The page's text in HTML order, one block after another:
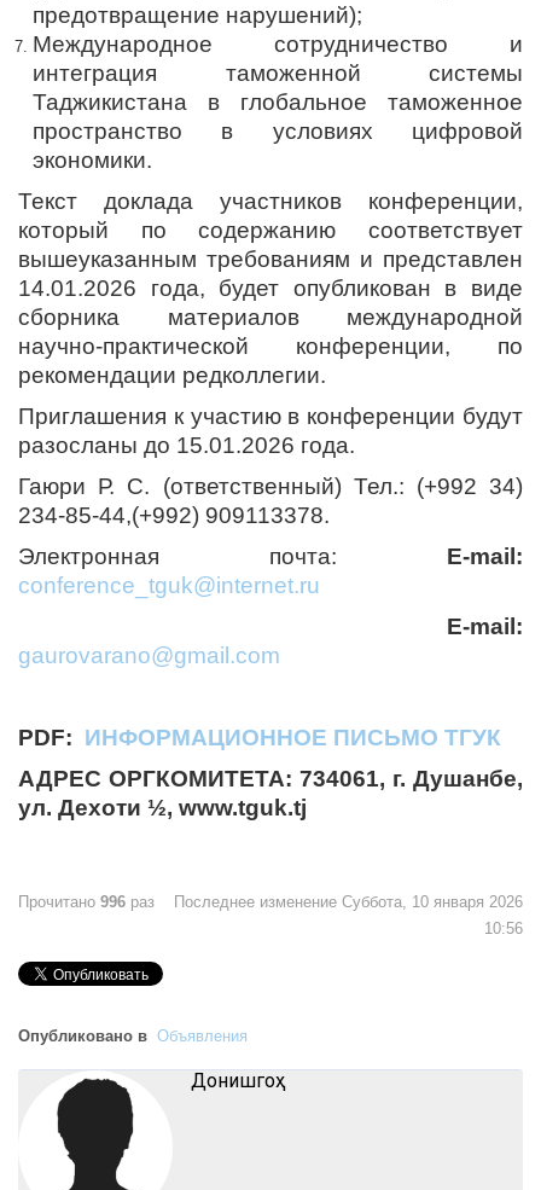
предотвращение нарушений);
Международное сотрудничество и
интеграция таможенной системы
Таджикистана в глобальное таможенное
пространство в условиях цифровой
экономики.
Текст доклада участников конференции,
который по содержанию соответствует
вышеуказанным требованиям и представлен
14.01.2026 года, будет опубликован в виде
сборника материалов международной
научно-практической конференции, по
рекомендации редколлегии.
Приглашения к участию в конференции будут
разосланы до 15.01.2026 года.
Гаюри Р. С. (ответственный) Тел.: (+992 34)
234-85-44,(+992) 909113378.
Электронная почта: E-mail:
conference_tguk@internet.ru
E-mail:
gaurovarano@gmail.com
PDF: ИНФОРМАЦИОННОЕ ПИСЬМО ТГУК
АДРЕС ОРГКОМИТЕТА: 734061, г. Душанбе,
ул. Дехоти ½, www.tguk.tj
Прочитано 996 раз
Последнее изменение Суббота, 10 января 2026
10:56
Опубликовано в Объявления
Донишгоҳ